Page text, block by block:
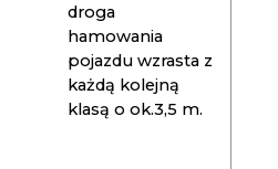
droga
hamowania
pojazdu wzrasta z
każdą kolejną
klasą o ok.3,5 m.